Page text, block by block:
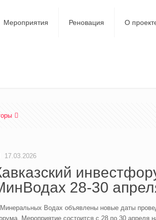
Мероприятия Реновация О
17.03.2026
28-30
Водах объявлены новые даты
Мероприятие состоится с 28 по 30 апреля